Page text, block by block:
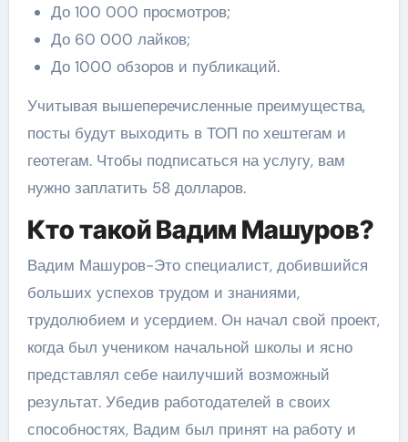
До 100 000 просмотров;
До 60 000 лайков;
До 1000 обзоров и публикаций.
Учитывая вышеперечисленные преимущества,
посты будут выходить в ТОП по хештегам и
геотегам. Чтобы подписаться на услугу, вам
нужно заплатить 58 долларов.
Кто такой Вадим Машуров?
Вадим Машуров-Это специалист, добившийся
больших успехов трудом и знаниями,
трудолюбием и усердием. Он начал свой проект,
когда был учеником начальной школы и ясно
представлял себе наилучший возможный
результат. Убедив работодателей в своих
способностях, Вадим был принят на работу и